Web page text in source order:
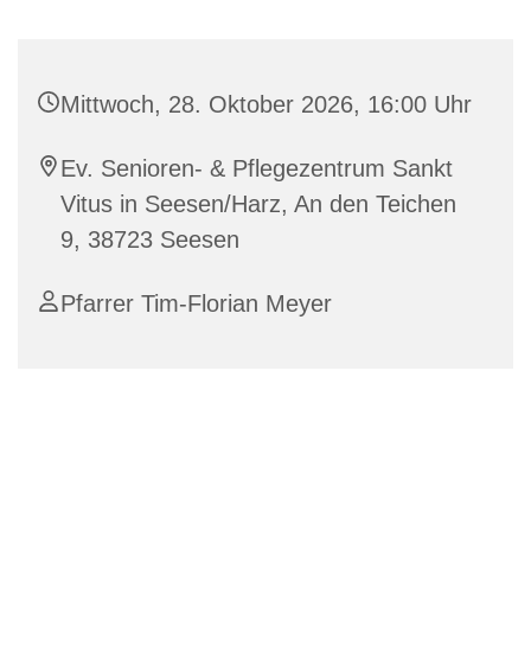
Mittwoch, 28. Oktober 2026, 16:00 Uhr
Ev. Senioren- & Pflegezentrum Sankt
Vitus in Seesen/Harz, An den Teichen
9, 38723 Seesen
Pfarrer Tim-Florian Meyer